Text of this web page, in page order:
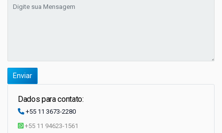
Enviar
Dados para contato:
+55 11 3673-2280
+55 11 94623-1561